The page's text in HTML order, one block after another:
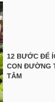
12 BƯỚC ĐỂ
CON ĐƯỜNG
TÂM